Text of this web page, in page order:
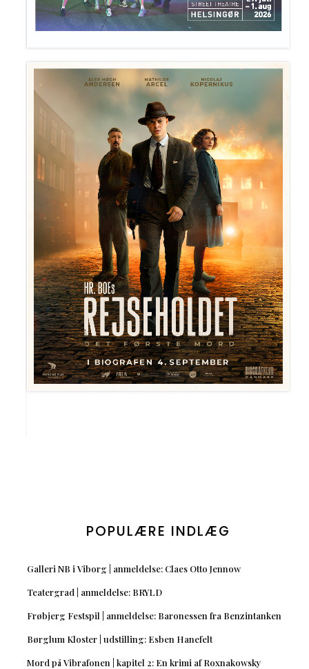
POPULÆRE INDLÆG
Galleri NB i Viborg | anmeldelse: Claes Otto Jennow
Teatergrad | anmeldelse: BRYLD
Frøbjerg Festspil | anmeldelse: Baronessen fra Benzintanken
Børglum Kloster | udstilling: Esben Hanefelt
Mord på Vibrafonen | kapitel 2: En krimi af Roxnakowsky